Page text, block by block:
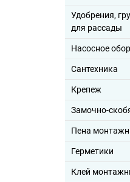
Удобрения,
для рассады
Насосное
Сантехника
Крепеж
Замочно-
Пена
Герметики
Клей